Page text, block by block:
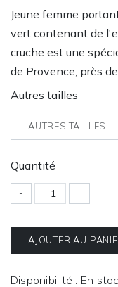
Jeune femme
vert contenant de
cruche est une
de Provence, près
Autres tailles
AUTRES TAILLES
Quantité
- +
AJOUTER AU
Disponibilité : En